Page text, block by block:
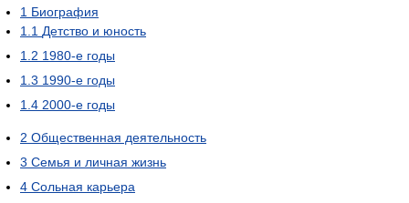
1 Биография
1.1 Детство и юность
1.2 1980-е годы
1.3 1990-е годы
1.4 2000-е годы
2 Общественная деятельность
3 Семья и личная жизнь
4 Сольная карьера